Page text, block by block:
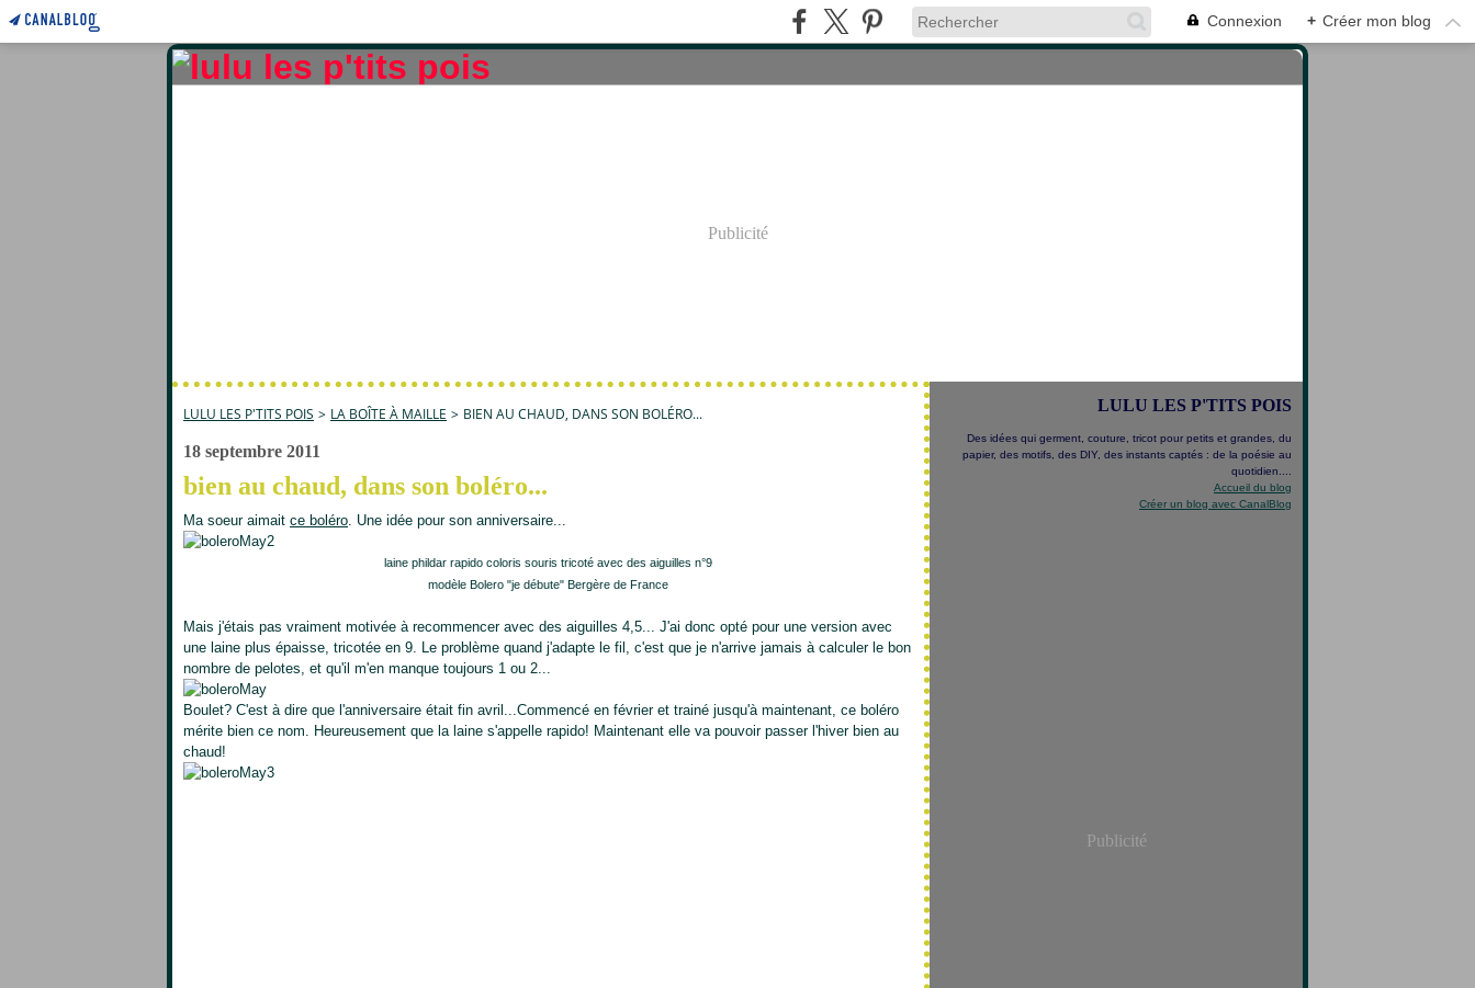
Connexion + Créer mon blog
Publicité
LULU LES P'TITS POIS > LA BOÎTE À MAILLE > BIEN AU CHAUD, DANS SON BOLÉRO...
18 septembre 2011
bien au chaud, dans son boléro...
Ma soeur aimait ce boléro. Une idée pour son anniversaire...
laine phildar rapido coloris souris tricoté avec des aiguilles n°9
modèle Bolero "je débute" Bergère de France
Mais j'étais pas vraiment motivée à recommencer avec des aiguilles 4,5... J'ai donc opté pour une version avec
une laine plus épaisse, tricotée en 9. Le problème quand j'adapte le fil, c'est que je n'arrive jamais à calculer le bon
nombre de pelotes, et qu'il m'en manque toujours 1 ou 2...
Boulet? C'est à dire que l'anniversaire était fin avril...Commencé en février et trainé jusqu'à maintenant, ce boléro
mérite bien ce nom. Heureusement que la laine s'appelle rapido! Maintenant elle va pouvoir passer l'hiver bien au
chaud!
LULU LES P'TITS POIS
Des idées qui germent, couture, tricot pour petits et grandes, du
papier, des motifs, des DIY, des instants captés : de la poésie au
quotidien....
Accueil du blog
Créer un blog avec CanalBlog
Publicité